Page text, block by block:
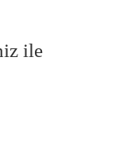
ile